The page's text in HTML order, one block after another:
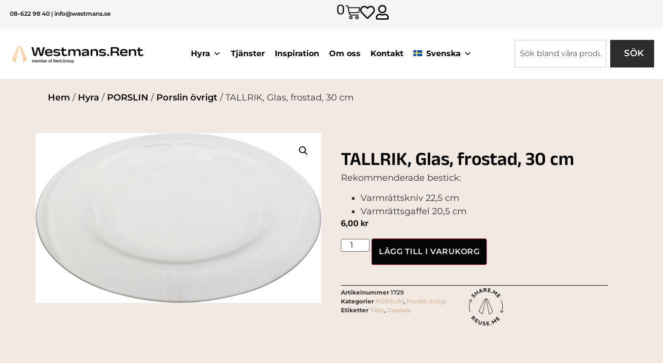
08-622 98 40 | info@westmans.se 0
Hyra Tjänster Inspiration Om oss Kontakt Svenska SÖK
Hem / Hyra / PORSLIN / Porslin övrigt / TALLRIK, Glas, frostad, 30 cm
TALLRIK, Glas, frostad, 30 cm
Rekommenderade bestick:
Varmrättskniv 22,5 cm
Varmrättsgaffel 20,5 cm
6,00 kr
LÄGG TILL I VARUKORG
Artikelnummer1729
Kategorier PORSLIN, Porslin övrigt
Etiketter Täby, Uppsala